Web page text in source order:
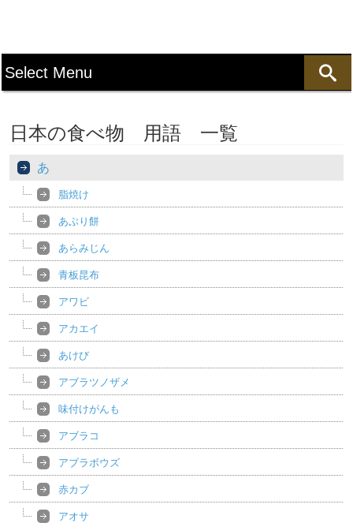
日本の食べ物 用語 一覧
あ
脂焼け
あぶり餅
あらみじん
青板昆布
アワビ
アカエイ
あけび
アブラツノザメ
味付けがんも
アブラコ
アブラボウズ
赤カブ
アオサ